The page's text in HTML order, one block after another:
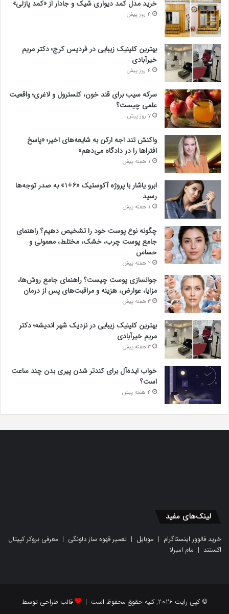
خرید مدل کمد دیواری شیک و جادار از «کمد پازلی»
4 روز پیش
بهترین کلینیک زیبایی در فردیس کرج؛ دکتر مریم
خیرآبادی
4 روز پیش
سرکه سیب برای قند خون، کلسترول و لاغری؛ واقعیت
علمی چیست؟
7 روز پیش
واکنش تند اجه ارکن به شایعه‌های اخیر؛ «پاسخ
افتراها را در دادگاه می‌دهم»
1 هفته پیش
ابرو یاشار با پروژه آکوستیک «۶+۱» به صدر توجه‌ها
رسید
1 هفته پیش
چگونه نوع پوست خود را تشخیص دهیم؟ راهنمای
جامع پوست چرب، خشک، مختلط، معمولی و
حساس
2 هفته پیش
جوانسازی پوست چیست؟ راهنمای جامع روش‌ها،
مزایا، عوارض، هزینه و مراقبت‌های پس از درمان
3 هفته پیش
بهترین کلینیک زیبایی در نزدیک شهر اندیشه؛ دکتر
مریم خیرآبادی
3 هفته پیش
خواب ایده‌آل برای کندتر شدن پیری بدن چند ساعت
است؟
4 هفته پیش
لینک‌های مفید
خرید فالوور اینستاگرام | موبایل | تعمیر قهوه ساز دلونگی | معرفی بروکر کپیتال
اکستند | مام امبرلا
© کپی رایت 2026, کلیه حقوق محفوظ است | قالب طراحی توسط